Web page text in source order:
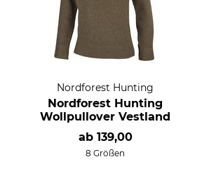
Nordforest Hunting
Nordforest Hunting
Wollpullover Vestland
ab 139,00
8 Größen